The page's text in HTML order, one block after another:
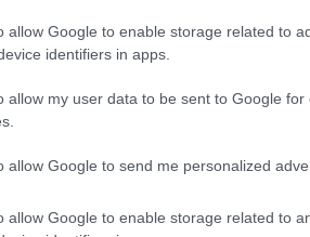
allow Google to enable storage related to
identifiers in apps.
allow my user data to be sent to Google for
allow Google to send me personalized
allow Google to enable storage related to